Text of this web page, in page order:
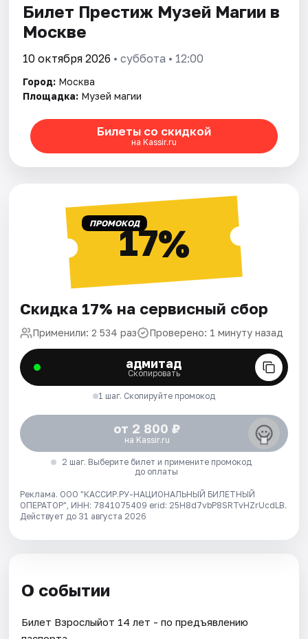
Билет Престиж Музей Магии в
Москве
10 октября 2026 • суббота • 12:00
Город: Москва
Площадка: Музей магии
Билеты со скидкой
на Kassir.ru
ПРОМОКОД17%
Скидка 17% на сервисный сбор
Применили: 2 534 раз Проверено: 1 минуту назад
адмитад
Скопировать
1 шаг. Скопируйте промокод
от 2 800 ₽
на Kassir.ru
2 шаг. Выберите билет и примените промокод
до оплаты
Реклама. ООО "КАССИР.РУ-НАЦИОНАЛЬНЫЙ БИЛЕТНЫЙ
ОПЕРАТОР", ИНН: 7841075409 erid: 25H8d7vbP8SRTvHZrUcdLB.
Действует до 31 августа 2026
О событии
Билет Взрослыйот 14 лет - по предъявлению